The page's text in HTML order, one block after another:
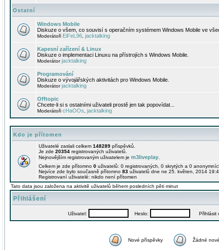
Ostatní
Windows Mobile
Diskuze o všem, co souvisí s operačním systémem Windows Mobile ve
Moderátoři EiFeL96 jacktalking
Kapesní zařízení & Linux
Diskuze o implementaci Linuxu na přístrojích s Windows Mobile.
Moderátorjacktalking
Programování
Diskuze o vývojářských aktivitách pro Windows Mobile.
Moderátorjacktalking
Offtopic
Chcete-li si s ostatními uživateli prostě jen tak popovídat...
Moderátoři cHaOOs jacktalking
Kdo je přítomen
Uživatelé zaslali celkem 148289 příspěvků.
Je zde 20354 registrovaných uživatelů.
Nejnovějším registrovaným uživatelem je m3liveplay
Celkem je zde přítomno 0 uživatelů: 0 registrovaných, 0 skrytých a 0
Nejvíce zde bylo současně přítomno 83 uživatelů dne ne 25. květen, 2014
Registrovaní uživatelé: nikdo není přítomen
Tato data jsou založena na aktivitě uživatelů během posledních pěti minut
Přihlášení
Uživatel: Heslo: Přihlásit
Nové příspěvky Žádné